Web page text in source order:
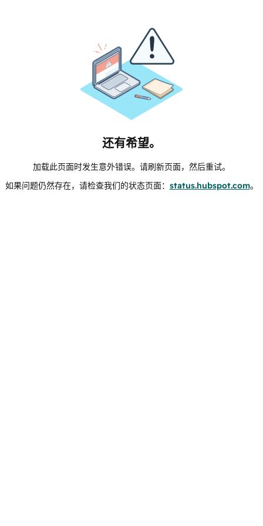
还有希望。
加载此页面时发生意外错误。请刷新页面，然后重试。
如果问题仍然存在，请检查我们的状态页面： status.hubspot.com。